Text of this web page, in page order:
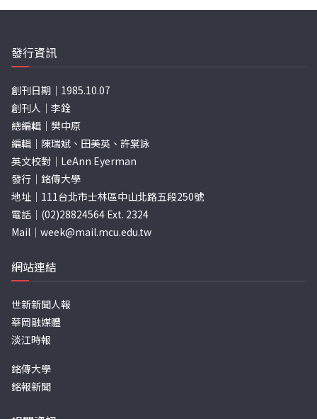
發行資訊
創刊日期｜1985.10.07
創刊人｜李銓
總編輯｜樊中原
編輯｜陳瑞斌、田美英、許棠詠
英文校對｜LeAnn Eyerman
發行｜銘傳大學
地址｜111台北市士林區中山北路五段250號
電話｜(02)28824564 Ext. 2324
Mail｜ week@mail.mcu.edu.tw
網站連結
世新新聞人報
華岡融媒體
淡江時報
銘傳大學
銘報新聞